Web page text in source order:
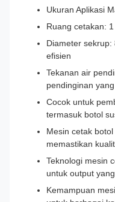
Ukuran Aplikasi
Ruang cetakan:
Diameter
efisien
Tekanan air
pendinginan
Cocok untuk
termasuk botol
Mesin cetak
memastikan
Teknologi mesin
untuk output
Kemampuan